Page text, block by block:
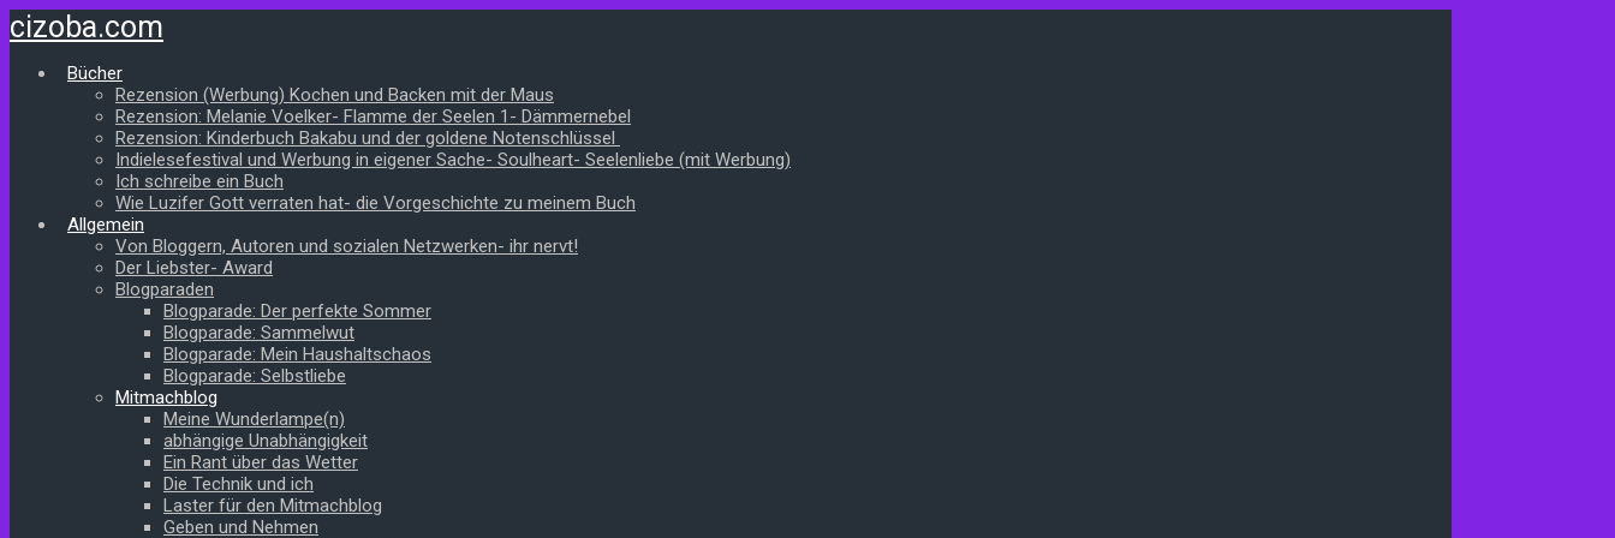
Zum
Hauptinhalt
springen
cizoba.com
Bücher
Rezension (Werbung) Kochen und Backen mit der Maus
Rezension: Melanie Voelker- Flamme der Seelen 1- Dämmernebel
Rezension: Kinderbuch Bakabu und der goldene Notenschlüssel
Indielesefestival und Werbung in eigener Sache- Soulheart- Seelenliebe (mit Werbung)
Ich schreibe ein Buch
Wie Luzifer Gott verraten hat- die Vorgeschichte zu meinem Buch
Allgemein
Von Bloggern, Autoren und sozialen Netzwerken- ihr nervt!
Der Liebster- Award
Blogparaden
Blogparade: Der perfekte Sommer
Blogparade: Sammelwut
Blogparade: Mein Haushaltschaos
Blogparade: Selbstliebe
Mitmachblog
Meine Wunderlampe(n)
abhängige Unabhängigkeit
Ein Rant über das Wetter
Die Technik und ich
Laster für den Mitmachblog
Geben und Nehmen